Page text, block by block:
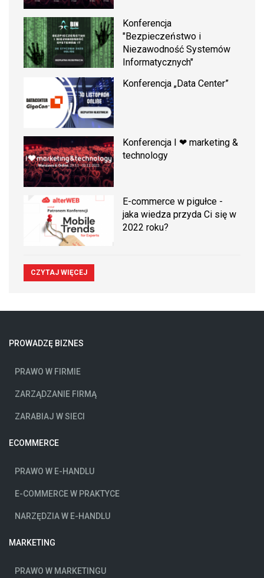
Konferencja
"Bezpieczeństwo i
Niezawodność Systemów
Informatycznych"
Konferencja „Data Center”
Konferencja I ❤ marketing &
technology
E-commerce w pigułce -
jaka wiedza przyda Ci się w
2022 roku?
CZYTAJ WIĘCEJ
PROWADZĘ BIZNES
PRAWO W FIRMIE
ZARZĄDZANIE FIRMĄ
ZARABIAJ W SIECI
ECOMMERCE
PRAWO W E-HANDLU
E-COMMERCE W PRAKTYCE
NARZĘDZIA W E-HANDLU
MARKETING
PRAWO W MARKETINGU